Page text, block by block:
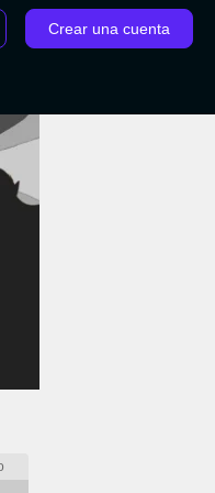
Crear una cuenta